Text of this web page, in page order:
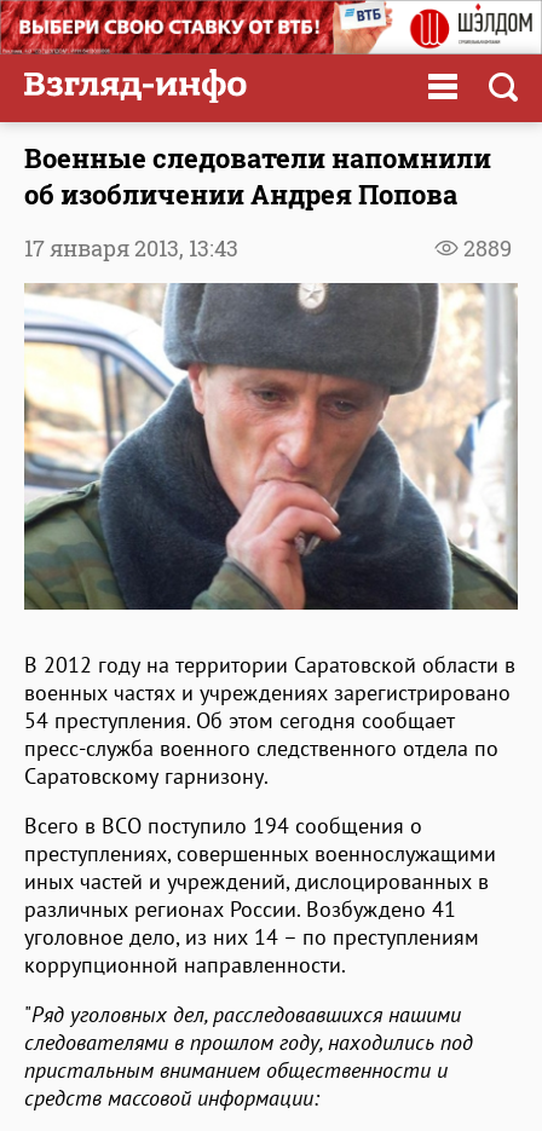
Военные следователи напомнили
об изобличении Андрея Попова
2889
17 января 2013, 13:43
В 2012 году на территории Саратовской области в
военных частях и учреждениях зарегистрировано
54 преступления. Об этом сегодня сообщает
пресс-служба военного следственного отдела по
Саратовскому гарнизону.
Всего в ВСО поступило 194 сообщения о
преступлениях, совершенных военнослужащими
иных частей и учреждений, дислоцированных в
различных регионах России. Возбуждено 41
уголовное дело, из них 14 – по преступлениям
коррупционной направленности.
"Ряд уголовных дел, расследовавшихся нашими
следователями в прошлом году, находились под
пристальным вниманием общественности и
средств массовой информации: